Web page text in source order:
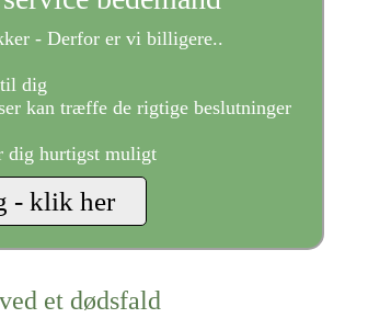
- Derfor er vi billigere..
dig
kan træffe de rigtige beslutninger
dig hurtigst muligt
et dødsfald